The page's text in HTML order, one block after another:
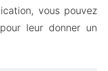
vous pouvez
leur donner un